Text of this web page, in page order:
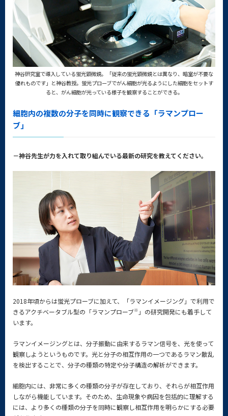
神谷研究室で導入している蛍光顕微鏡。「従来の蛍光顕微鏡とは異なり、暗室が不要な
優れものです」と神谷教授。蛍光プローブでがん細胞が光るようにした細胞をセットす
ると、がん細胞が光っている様子を観察することができる。
細胞内の複数の分子を同時に観察できる「ラマンプロー
ブ」
－神谷先生が力を入れて取り組んでいる最新の研究を教えてください。
2018年頃からは蛍光プローブに加えて、「ラマンイメージング」で利用で
きるアクチベータブル型の「ラマンプローブ※ 」の研究開発にも着手して
います。
ラマンイメージングとは、分子振動に由来するラマン信号を、光を使って
観察しようというものです。光と分子の相互作用の一つであるラマン散乱
を検出することで、分子の種類の特定や分子構造の解析ができます。
細胞内には、非常に多くの種類の分子が存在しており、それらが相互作用
しながら機能しています。そのため、生命現象や病因を包括的に理解する
には、より多くの種類の分子を同時に観察し相互作用を明らかにする必要